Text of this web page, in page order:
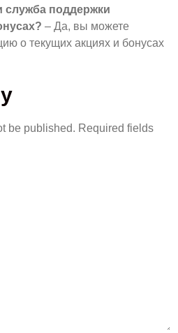
служба поддержки
– Да, вы можете
о текущих акциях и бонусах
be published. Required fields